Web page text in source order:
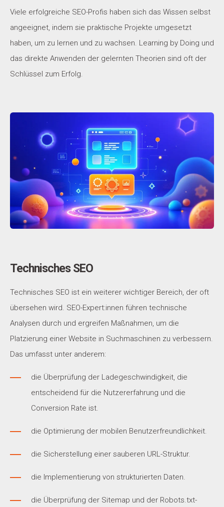
Viele erfolgreiche SEO-Profis haben sich das Wissen selbst
angeeignet, indem sie praktische Projekte umgesetzt
haben, um zu lernen und zu wachsen. Learning by Doing und
das direkte Anwenden der gelernten Theorien sind oft der
Schlüssel zum Erfolg.
Technisches SEO
Technisches SEO ist ein weiterer wichtiger Bereich, der oft
übersehen wird. SEO-Expert:innen führen technische
Analysen durch und ergreifen Maßnahmen, um die
Platzierung einer Website in Suchmaschinen zu verbessern.
Das umfasst unter anderem:
die Überprüfung der Ladegeschwindigkeit, die
entscheidend für die Nutzererfahrung und die
Conversion Rate ist.
die Optimierung der mobilen Benutzerfreundlichkeit.
die Sicherstellung einer sauberen URL-Struktur.
die Implementierung von strukturierten Daten.
die Überprüfung der Sitemap und der Robots.txt-